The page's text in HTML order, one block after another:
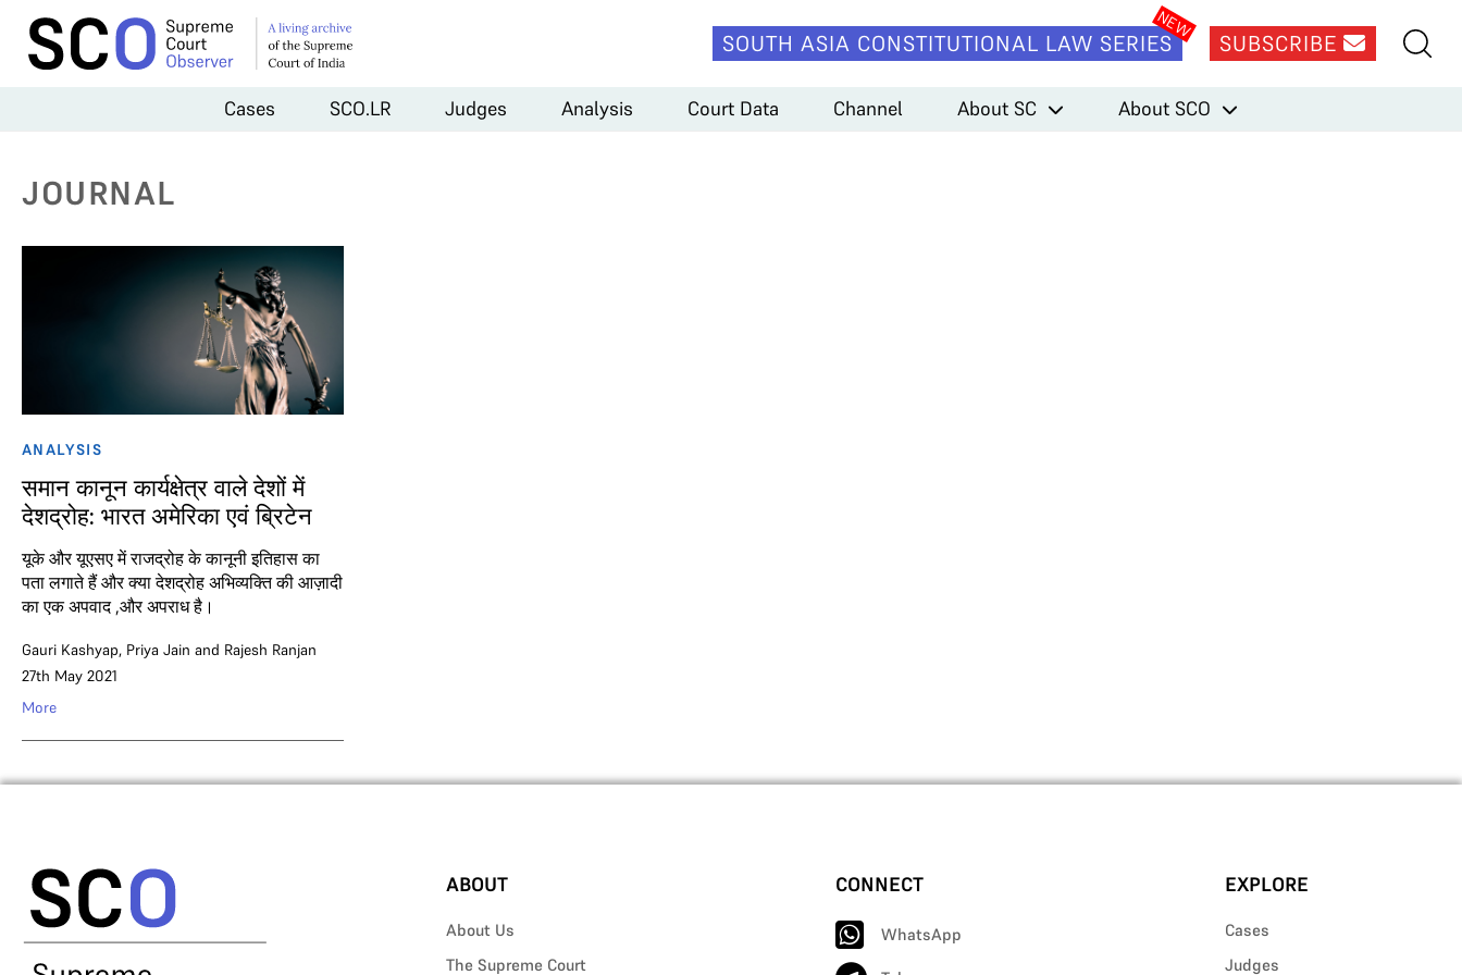
SOUTH ASIA CONSTITUTIONAL LAW SERIES SUBSCRIBE
Cases SCO.LR Judges Analysis Court Data Channel About SC About SCO
JOURNAL
ANALYSIS
समान कानून कार्यक्षेत्र वाले देशों में
देशद्रोह: भारत अमेरिका एवं ब्रिटेन
यूके और यूएसए में राजद्रोह के कानूनी इतिहास का
पता लगाते हैं और क्या देशद्रोह अभिव्यक्ति की आज़ादी
का एक अपवाद ,और अपराध है।
Gauri Kashyap, Priya Jain and Rajesh Ranjan
27th May 2021
More
ABOUT
About Us
The Supreme Court
CONNECT
WhatsApp
EXPLORE
Cases
Judges